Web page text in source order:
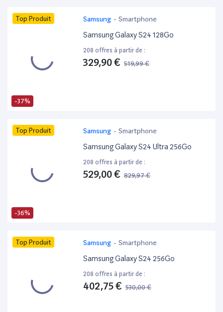
-37%
Top Produit Samsung - Smartphone
Samsung Galaxy S24 128Go
208 offres à partir de :
329,90 € 519,99 €
-36%
Top Produit Samsung - Smartphone
Samsung Galaxy S24 Ultra 256Go
208 offres à partir de :
529,00 € 829,97 €
Top Produit Samsung - Smartphone
Samsung Galaxy S24 256Go
208 offres à partir de :
402,75 € 530,00 €